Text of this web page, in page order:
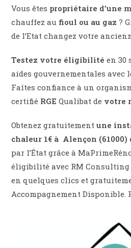
Vous êtes propriétaire d’une
chauffez au fioul ou au gaz ?
de l’Etat changez votre
Testez votre éligibilité en 30
aides gouvernementales avec
Faîtes confiance à un
certifié RGE Qualibat de votre
Obtenez gratuitementune
chaleur 1€ à Alençon (61000)
par l’État grâce à
éligibilité avec RM Consulting
en quelques clics et
Accompagnement Disponible.